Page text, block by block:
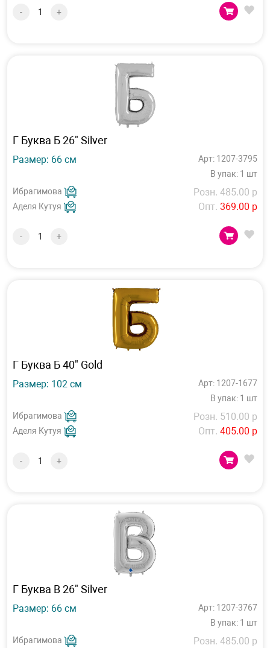
- +
Г Буква Б 26" Silver
Размер: 66 см
Арт: 1207-3795
В упак: 1 шт
Ибрагимова
Аделя Кутуя
Розн. 485.00 р
Опт. 369.00 р
- +
Г Буква Б 40" Gold
Размер: 102 см
Арт: 1207-1677
В упак: 1 шт
Ибрагимова
Аделя Кутуя
Розн. 510.00 р
Опт. 405.00 р
- +
Г Буква В 26" Silver
Размер: 66 см
Арт: 1207-3767
В упак: 1 шт
Ибрагимова
Розн. 485.00 р